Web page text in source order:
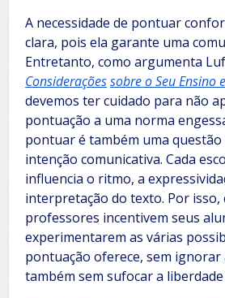
A necessidade de pontuar
clara, pois ela garante uma
Entretanto, como argumenta
Consideraçõessobre o Seu Ensino
devemos ter cuidado para não
pontuação a uma norma
pontuar é também uma questão
intenção comunicativa. Cada
influencia o ritmo, a
interpretação do texto. Por isso,
professores incentivem seus
experimentarem as várias
pontuação oferece, sem ignorar
também sem sufocar a